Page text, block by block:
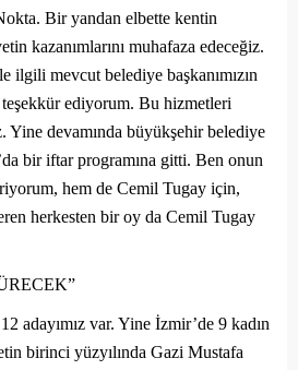
Bir yandan elbette kentin
kazanımlarını muhafaza edeceğiz.
ilgili mevcut belediye başkanımızın
ediyorum. Bu hizmetleri
Yine devamında büyükşehir belediye
bir iftar programına gitti. Ben onun
hem de Cemil Tugay için,
herkesten bir oy da Cemil Tugay
adayımız var. Yine İzmir’de 9 kadın
birinci yüzyılında Gazi Mustafa